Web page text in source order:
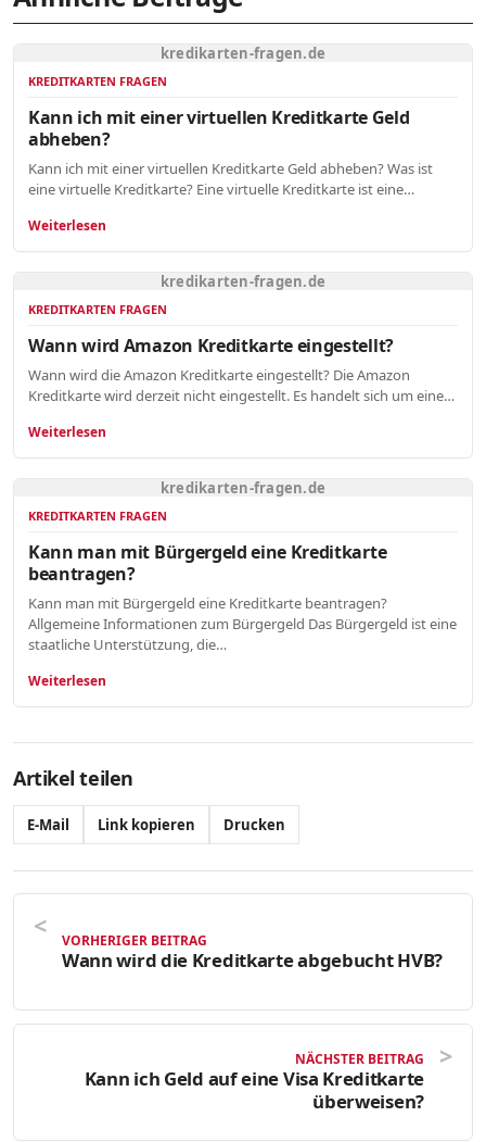
kredikarten-fragen.de
KREDITKARTEN FRAGEN
Kann ich mit einer virtuellen Kreditkarte Geld
abheben?
Kann ich mit einer virtuellen Kreditkarte Geld abheben? Was ist
eine virtuelle Kreditkarte? Eine virtuelle Kreditkarte ist eine…
Weiterlesen
kredikarten-fragen.de
KREDITKARTEN FRAGEN
Wann wird Amazon Kreditkarte eingestellt?
Wann wird die Amazon Kreditkarte eingestellt? Die Amazon
Kreditkarte wird derzeit nicht eingestellt. Es handelt sich um eine…
Weiterlesen
kredikarten-fragen.de
KREDITKARTEN FRAGEN
Kann man mit Bürgergeld eine Kreditkarte
beantragen?
Kann man mit Bürgergeld eine Kreditkarte beantragen?
Allgemeine Informationen zum Bürgergeld Das Bürgergeld ist eine
staatliche Unterstützung, die…
Weiterlesen
Artikel teilen
E-Mail Link kopieren Drucken
VORHERIGER BEITRAG
Wann wird die Kreditkarte abgebucht HVB?
NÄCHSTER BEITRAG
Kann ich Geld auf eine Visa Kreditkarte
überweisen?